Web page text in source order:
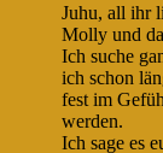
Juhu, all ihr
Molly und
Ich suche
ich schon
fest im
werden.
Ich sage es